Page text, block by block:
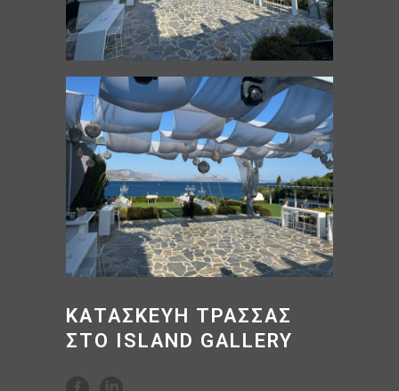
ΚΑΤΑΣΚΕΎΗ ΤΡΆΣΣΑΣ
ΣΤΟ ISLAND GALLERY